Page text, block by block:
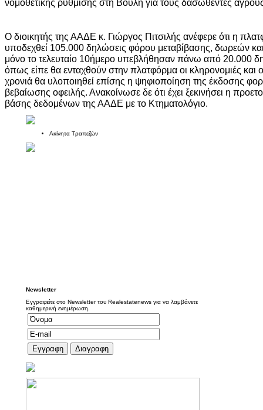
νομοθετικής ρύθμισης στη Βουλή για τους δασωθέντες
Ο διοικητής της ΑΑΔΕ κ. Γιώργος Πιτσιλής ανέφερε ότι η
υποδεχθεί 105.000 δηλώσεις φόρου μεταβίβασης, δωρεών
μόνο το τελευταίο 10ήμερο υπεβλήθησαν πάνω από 20.000
όπως είπε θα ενταχθούν στην πλατφόρμα οι κληρονομιές
χρονιά θα υλοποιηθεί επίσης η ψηφιοποίηση της έκδοσης
βεβαίωσης οφειλής. Ανακοίνωσε δε ότι έχει ξεκινήσει η
βάσης δεδομένων της ΑΑΔΕ με το Κτηματολόγιο.
Ακίνητα Τραπεζών
Newsletter
Εγγραφείτε στο Newsletter του Realestatenews για να λαμβάνετε
καθημερινή ενημέρωση.